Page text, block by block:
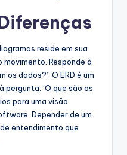
reside em sua
movimento. Responde à
os dados?’. O ERD é um
pergunta: ‘O que são os
para uma visão
Depender de um
entendimento que